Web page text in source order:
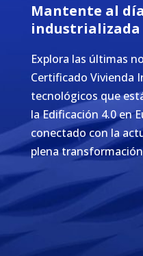
Mantente al
industrializada
Explora las últimas
Certificado Vivienda
tecnológicos que
la Edificación 4.0 en
conectado con la
plena